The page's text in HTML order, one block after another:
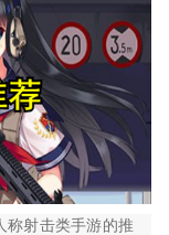
称射击类手游的推